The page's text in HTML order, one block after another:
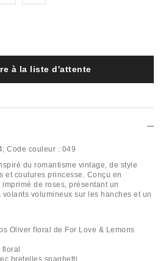
à la liste d'attente
Code couleur : 049
du romantisme vintage, de style
et coutures princesse. Conçu en
de roses, présentant un
volumineux sur les hanches et un
Oliver floral de For Love & Lemons
floral
bretelles spaghetti